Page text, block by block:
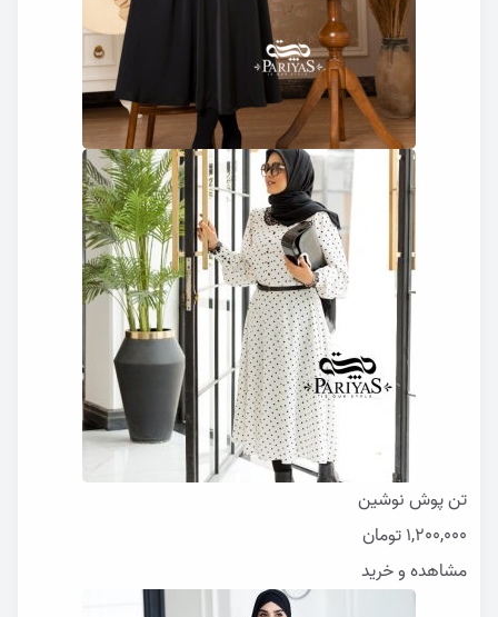
تن پوش نوشین
1,200,000تومان
مشاهده و خرید